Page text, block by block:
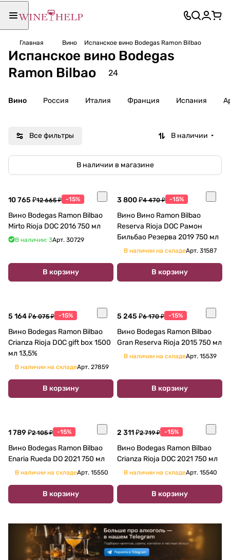
Главная Вино Испанское вино Bodegas Ramon Bilbao
Испанское вино Bodegas
Ramon Bilbao
24
Вино Россия Италия Франция Испания
Все фильтры В наличии
В наличии в магазине
10 765 ₽12 665 ₽ -15%
Вино Bodegas Ramon Bilbao
Mirto Rioja DOC 2016 750 мл
В наличии: 3Арт. 30729
В корзину
3 800 ₽4 470 ₽ -15%
Вино Вино Ramon Bilbao
Reserva Rioja DOC Рамон
Бильбао Резерва 2019 750 мл
В наличии на складеАрт. 31587
В корзину
5 164 ₽6 075 ₽ -15%
Вино Bodegas Ramon Bilbao
Crianza Rioja DOC gift box 1500
мл 13,5%
В наличии на складеАрт. 27859
В корзину
5 245 ₽6 170 ₽ -15%
Вино Bodegas Ramon Bilbao
Gran Reserva Rioja 2015 750 мл
В наличии на складеАрт. 15539
В корзину
1 789 ₽2 105 ₽ -15%
Вино Bodegas Ramon Bilbao
Enaria Rueda DO 2021 750 мл
В наличии на складеАрт. 15550
В корзину
2 311 ₽2 719 ₽ -15%
Вино Bodegas Ramon Bilbao
Crianza Rioja DOC 2021 750 мл
В наличии на складеАрт. 15540
В корзину